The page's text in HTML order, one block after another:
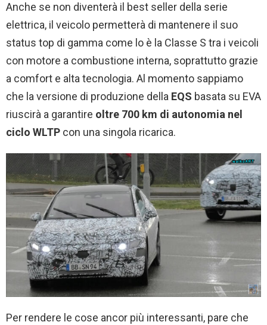
Anche se non diventerà il best seller della serie
elettrica, il veicolo permetterà di mantenere il suo
status top di gamma come lo è la Classe S tra i veicoli
con motore a combustione interna, soprattutto grazie
a comfort e alta tecnologia. Al momento sappiamo
che la versione di produzione della EQS basata su EVA
riuscirà a garantire oltre 700 km di autonomia nel
ciclo WLTP con una singola ricarica.
Per rendere le cose ancor più interessanti, pare che